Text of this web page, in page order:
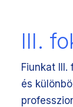
III.
Fiunkat
és